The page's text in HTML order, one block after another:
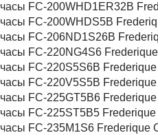
часы FC-200WHD1ER32B
часы FC-200WHDS5B
часы FC-206ND1S26B
часы FC-220NG4S6
часы FC-220S5S6B
часы FC-220V5S5B
часы FC-225GT5B6
часы FC-225ST5B5
часы FC-235M1S6 Frederique